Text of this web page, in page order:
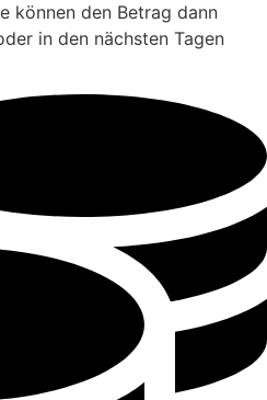
können den Betrag dann
in den nächsten Tagen